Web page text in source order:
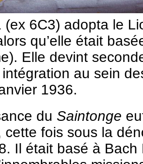
(ex 6C3) adopta le
qu’elle était
Elle devint
au sein
1936.
du Saintonge
cette fois sous la
Il était basé à Bach